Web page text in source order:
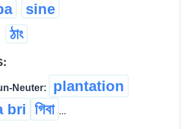
sine
ঠাং
Neuter:
plantation
bri গিবা ...